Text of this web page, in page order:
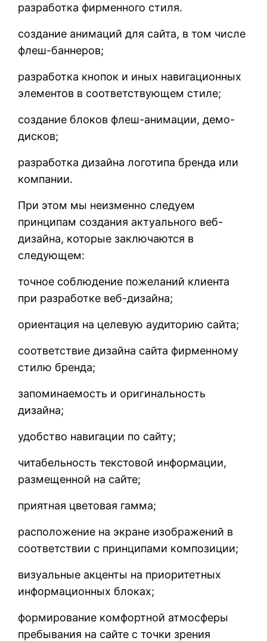
разработка фирменного стиля.
создание анимаций для сайта, в том числе
флеш-баннеров;
разработка кнопок и иных навигационных
элементов в соответствующем стиле;
создание блоков флеш-анимации, демо-
дисков;
разработка дизайна логотипа бренда или
компании.
При этом мы неизменно следуем
принципам создания актуального веб-
дизайна, которые заключаются в
следующем:
точное соблюдение пожеланий клиента
при разработке веб-дизайна;
ориентация на целевую аудиторию сайта;
соответствие дизайна сайта фирменному
стилю бренда;
запоминаемость и оригинальность
дизайна;
удобство навигации по сайту;
читабельность текстовой информации,
размещенной на сайте;
приятная цветовая гамма;
расположение на экране изображений в
соответствии с принципами композиции;
визуальные акценты на приоритетных
информационных блоках;
формирование комфортной атмосферы
пребывания на сайте с точки зрения